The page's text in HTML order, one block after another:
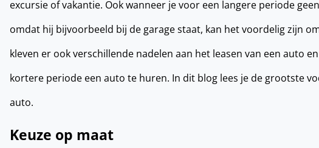
excursie of vakantie. Ook wanneer je voor een langere periode
omdat hij bijvoorbeeld bij de garage staat, kan het voordelig zijn
kleven er ook verschillende nadelen aan het leasen van een auto
kortere periode een auto te huren. In dit blog lees je de grootste
auto.
Keuze op maat